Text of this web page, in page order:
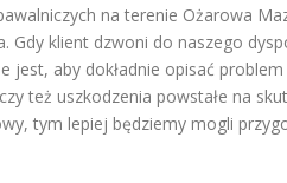
na terenie Ożarowa
Gdy klient dzwoni do naszego
jest, aby dokładnie opisać
też uszkodzenia powstałe na
tym lepiej będziemy mogli